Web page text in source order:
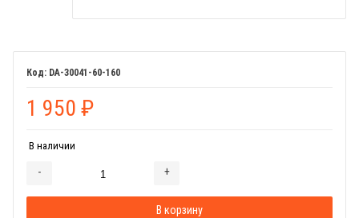
DA-30041-60-160
1 950 ₽
В наличии
- +
В корзину